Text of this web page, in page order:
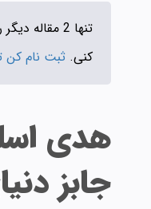
تنها 2 مقاله
کنی. ثبت نام کن
هدی
جابز